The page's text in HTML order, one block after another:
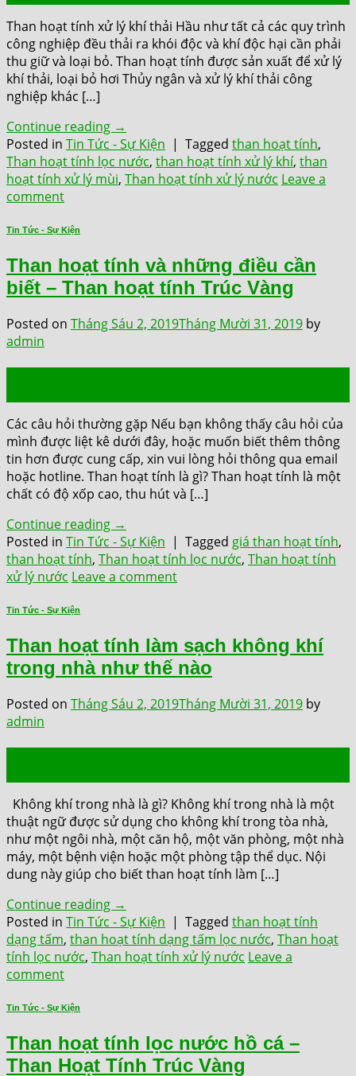
Than hoạt tính xử lý khí thải Hầu như tất cả các quy trình
công nghiệp đều thải ra khói độc và khí độc hại cần phải
thu giữ và loại bỏ. Than hoạt tính được sản xuất để xử lý
khí thải, loại bỏ hơi Thủy ngân và xử lý khí thải công
nghiệp khác […]
Continue reading →
Posted in Tin Tức - Sự Kiện | Tagged than hoạt tính,
Than hoạt tính lọc nước, than hoạt tính xử lý khí, than
hoạt tính xử lý mùi, Than hoạt tính xử lý nước Leave a
comment
Tin Tức - Sự Kiện
Than hoạt tính và những điều cần
biết – Than hoạt tính Trúc Vàng
Posted on Tháng Sáu 2, 2019Tháng Mười 31, 2019 by
admin
Các câu hỏi thường gặp Nếu bạn không thấy câu hỏi của
mình được liệt kê dưới đây, hoặc muốn biết thêm thông
tin hơn được cung cấp, xin vui lòng hỏi thông qua email
hoặc hotline. Than hoạt tính là gì? Than hoạt tính là một
chất có độ xốp cao, thu hút và […]
Continue reading →
Posted in Tin Tức - Sự Kiện | Tagged giá than hoạt tính,
than hoạt tính, Than hoạt tính lọc nước, Than hoạt tính
xử lý nước Leave a comment
Tin Tức - Sự Kiện
Than hoạt tính làm sạch không khí
trong nhà như thế nào
Posted on Tháng Sáu 2, 2019Tháng Mười 31, 2019 by
admin
Không khí trong nhà là gì? Không khí trong nhà là một
thuật ngữ được sử dụng cho không khí trong tòa nhà,
như một ngôi nhà, một căn hộ, một văn phòng, một nhà
máy, một bệnh viện hoặc một phòng tập thể dục. Nội
dung này giúp cho biết than hoạt tính làm […]
Continue reading →
Posted in Tin Tức - Sự Kiện | Tagged than hoạt tính
dạng tấm, than hoạt tính dạng tấm lọc nước, Than hoạt
tính lọc nước, Than hoạt tính xử lý nước Leave a
comment
Tin Tức - Sự Kiện
Than hoạt tính lọc nước hồ cá –
Than Hoạt Tính Trúc Vàng